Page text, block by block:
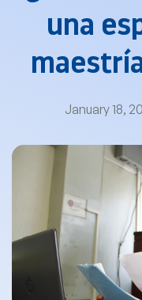
una
January 18,